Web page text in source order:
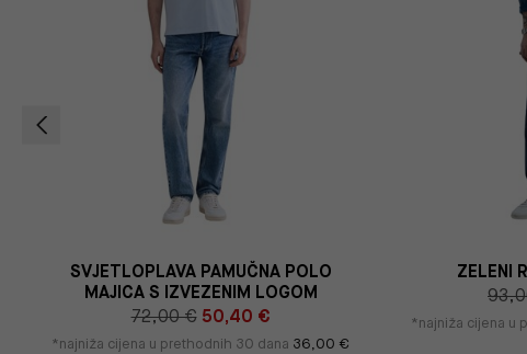
SVJETLOPLAVA PAMUČNA POLO
MAJICA S IZVEZENIM LOGOM
72,00 € 50,40 €
*najniža cijena u prethodnih 30 dana 36,00 €
ZELENI
*najniža cijena u